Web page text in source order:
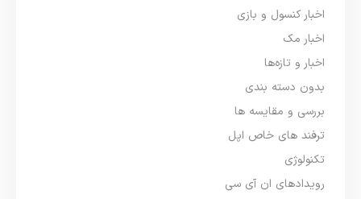
اخبار کنسول و بازی
اخبار مک
اخبار و تازه‌ها
بدون دسته بندی
بررسی و مقایسه ها
ترفند های خاص اپل
تکنولوژی
رویدادهای ان آی سی